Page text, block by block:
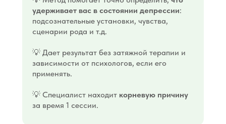
удерживает вас в состоянии депрессии:
подсознательные установки, чувства,
сценарии рода и т.д.
💡 Дает результат без затяжной терапии и
зависимости от психологов, если его
применять.
💡 Специалист находит корневую причину
за время 1 сессии.